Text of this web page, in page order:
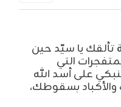
تألقك يا سيّد حين
التي
على أسد الله
بسقوطك،